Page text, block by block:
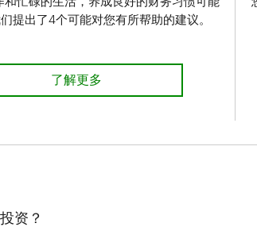
提出了4个可能对您有所帮助的建议。
养成良好的财务习惯 了解详情
了解更多
资？